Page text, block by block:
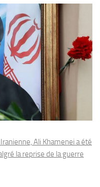
Ali Khamenei a été
la reprise de la guerre